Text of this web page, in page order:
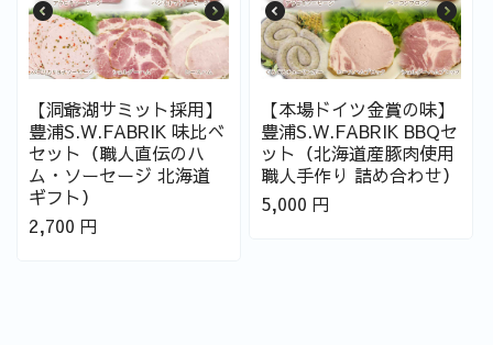
【洞爺湖サミット採用】
豊浦S.W.FABRIK 味比べ
セット（職人直伝のハ
ム・ソーセージ 北海道
ギフト）
2,700 円
【本場ドイツ金賞の味】
豊浦S.W.FABRIK BBQセ
ット（北海道産豚肉使用
職人手作り 詰め合わせ）
5,000 円